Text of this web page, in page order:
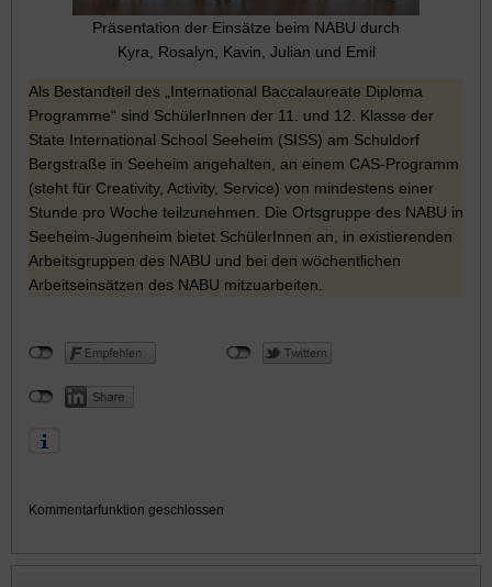
Präsentation der Einsätze beim NABU durch
Kyra, Rosalyn, Kavin, Julian und Emil
Als Bestandteil des „International Baccalaureate Diploma
Programme“ sind SchülerInnen der 11. und 12. Klasse der
State International School Seeheim (SISS) am Schuldorf
Bergstraße in Seeheim angehalten, an einem CAS-Programm
(steht für Creativity, Activity, Service) von mindestens einer
Stunde pro Woche teilzunehmen. Die Ortsgruppe des NABU in
Seeheim-Jugenheim bietet SchülerInnen an, in existierenden
Arbeitsgruppen des NABU und bei den wöchentlichen
Arbeitseinsätzen des NABU mitzuarbeiten.
Kommentarfunktion geschlossen